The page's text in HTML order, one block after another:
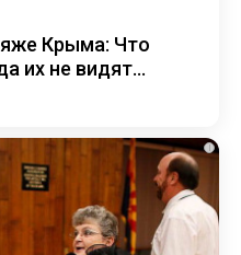
Крыма: Что
их не видят...
i